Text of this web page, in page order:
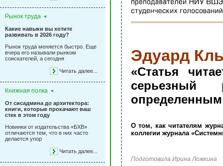
Рынок труда
Какие навыки вы хотите
развивать в 2026 году?
Рынок труда меняется быстро. Еще
вчера его называли рынком
соискателей, а сегодня
Читать далее...
Книжная полка
От сисадмина до архитектора:
книги, которые прокачают ваш
стек в этом году
Новинки от издательства «БХВ»
отличаются тем, что в них часто
делается упор
Читать далее...
Эдуард
«Статья
серьезный
определенным
О том, как читателям
коллегии журнала
Подготовила Ирина Ложкина